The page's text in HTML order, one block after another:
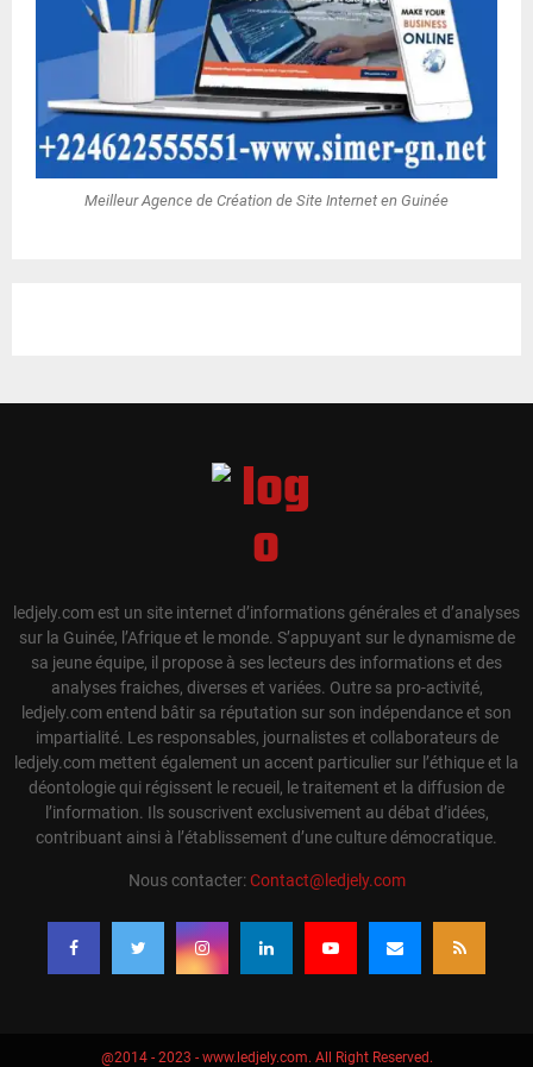
Meilleur Agence de Création de Site Internet en Guinée
ledjely.com est un site internet d’informations générales et d’analyses
sur la Guinée, l’Afrique et le monde. S’appuyant sur le dynamisme de
sa jeune équipe, il propose à ses lecteurs des informations et des
analyses fraiches, diverses et variées. Outre sa pro-activité,
ledjely.com entend bâtir sa réputation sur son indépendance et son
impartialité. Les responsables, journalistes et collaborateurs de
ledjely.com mettent également un accent particulier sur l’éthique et la
déontologie qui régissent le recueil, le traitement et la diffusion de
l’information. Ils souscrivent exclusivement au débat d’idées,
contribuant ainsi à l’établissement d’une culture démocratique.
Nous contacter:Contact@ledjely.com
@2014 - 2023 - www.ledjely.com. All Right Reserved.